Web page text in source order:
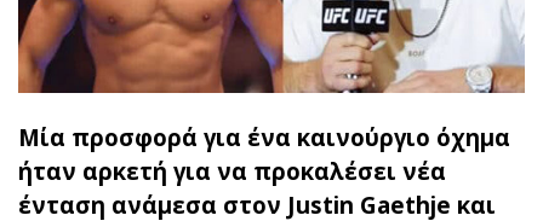
Μία προσφορά για ένα καινούργιο όχημα
ήταν αρκετή για να προκαλέσει νέα
ένταση ανάμεσα στον Justin Gaethje και